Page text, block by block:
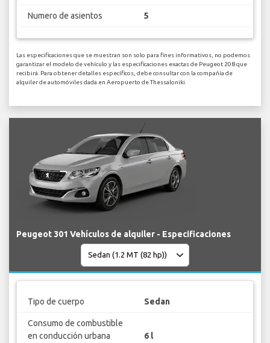
Numero de asientos 5
Las especificaciones que se muestran son solo para fines informativos, no podemos
garantizar el modelo de vehículo y las especificaciones exactas de Peugeot 208 que
recibirá. Para obtener detalles específicos, debe consultar con la compañía de
alquiler de automóviles dada en Aeropuerto de Thessaloniki.
Peugeot 301 Vehículos de alquiler - Especificaciones
Tipo de cuerpo Sedan
Consumo de combustible
en conducción urbana
6 l